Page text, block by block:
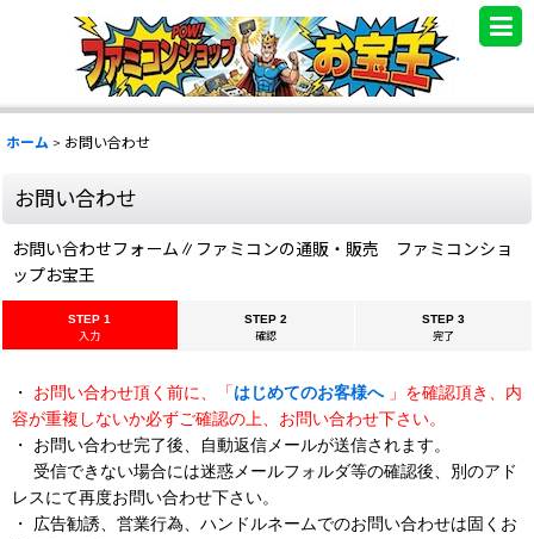
.
ホーム > お問い合わせ
お問い合わせ
お問い合わせフォーム∥ファミコンの通販・販売 ファミコンショ
ップお宝王
STEP 1
入力
STEP 2
確認
STEP 3
完了
・ お問い合わせ頂く前に、「はじめてのお客様へ 」を確認頂き、内
容が重複しないか必ずご確認の上、お問い合わせ下さい。
・ お問い合わせ完了後、自動返信メールが送信されます。
受信できない場合には迷惑メールフォルダ等の確認後、別のアド
レスにて再度お問い合わせ下さい。
・ 広告勧誘、営業行為、ハンドルネームでのお問い合わせは固くお